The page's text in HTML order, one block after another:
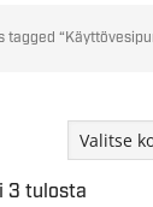
tagged
3 tulosta